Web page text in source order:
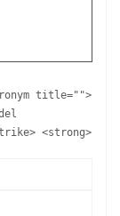
title="">
<strong>